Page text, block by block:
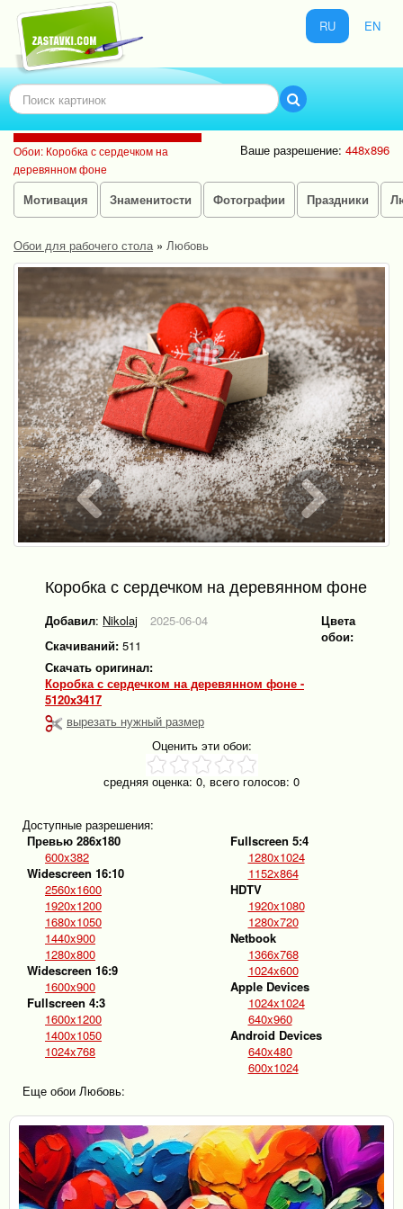
RU EN
Обои: Коробка с сердечком на
деревянном фоне
Ваше разрешение: 448x896
Мотивация Знаменитости Фотографии Праздники
Обои для рабочего стола» Любовь
Коробка с сердечком на деревянном фоне
Добавил: Nikolaj
2025-06-04
Скачиваний: 511
Скачать оригинал:
Коробка с сердечком на деревянном фоне -
5120x3417
вырезать нужный размер
Цвета
обои:
Оценить эти обои:
средняя оценка: 0, всего голосов: 0
Доступные разрешения:
Превью 286x180
600x382
Widescreen 16:10
2560x1600
1920x1200
1680x1050
1440x900
1280x800
Widescreen 16:9
1600x900
Fullscreen 4:3
1600x1200
1400x1050
1024x768
Fullscreen 5:4
1280x1024
1152x864
HDTV
1920x1080
1280x720
Netbook
1366x768
1024x600
Apple Devices
1024x1024
640x960
Android Devices
640x480
600x1024
Еще обои Любовь: